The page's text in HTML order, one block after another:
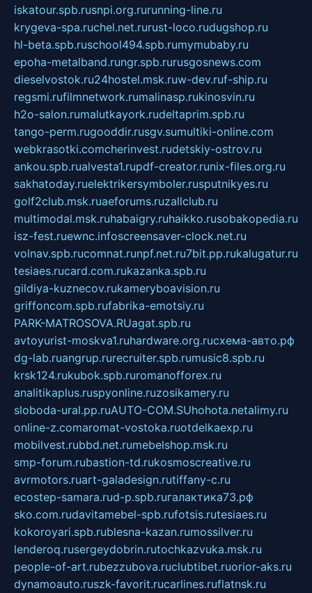
iskatour.spb.rusnpi.org.rurunning-line.ru
krygeva-spa.ruchel.net.rurust-loco.rudugshop.ru
hl-beta.spb.ruschool494.spb.rumymubaby.ru
epoha-metalband.rungr.spb.rurusgosnews.com
dieselvostok.ru24hostel.msk.ruw-dev.ruf-ship.ru
regsmi.rufilmnetwork.rumalinasp.rukinosvin.ru
h2o-salon.rumalutkayork.rudeltaprim.spb.ru
tango-perm.rugooddir.rusgv.sumultiki-online.com
webkrasotki.comcherinvest.rudetskiy-ostrov.ru
ankou.spb.rualvesta1.rupdf-creator.runix-files.org.ru
sakhatoday.ruelektrikersymboler.rusputnikyes.ru
golf2club.msk.ruaeforums.ruzallclub.ru
multimodal.msk.ruhabaigry.ruhaikko.rusobakopedia.ru
isz-fest.ruewnc.infoscreensaver-clock.net.ru
volnav.spb.rucomnat.runpf.net.ru7bit.pp.rukalugatur.ru
tesiaes.rucard.com.rukazanka.spb.ru
gildiya-kuznecov.rukameryboavision.ru
griffoncom.spb.rufabrika-emotsiy.ru
PARK-MATROSOVA.RUagat.spb.ru
avtoyurist-moskva1.ruhardware.org.ruсхема-авто.рф
dg-lab.ruangrup.rurecruiter.spb.rumusic8.spb.ru
krsk124.rukubok.spb.ruromanofforex.ru
analitikaplus.ruspyonline.ruzosikamery.ru
sloboda-ural.pp.ruAUTO-COM.SUhohota.netalimy.ru
online-z.comaromat-vostoka.ruotdelkaexp.ru
mobilvest.rubbd.net.rumebelshop.msk.ru
smp-forum.rubastion-td.rukosmoscreative.ru
avrmotors.ruart-galadesign.rutiffany-c.ru
ecostep-samara.rud-p.spb.ruгалактика73.рф
sko.com.rudavitamebel-spb.rufotsis.rutesiaes.ru
kokoroyari.spb.rublesna-kazan.rumossilver.ru
lenderoq.rusergeydobrin.rutochkazvuka.msk.ru
people-of-art.rubezzubova.ruclubtibet.ruorior-aks.ru
dynamoauto.ruszk-favorit.rucarlines.ruflatnsk.ru